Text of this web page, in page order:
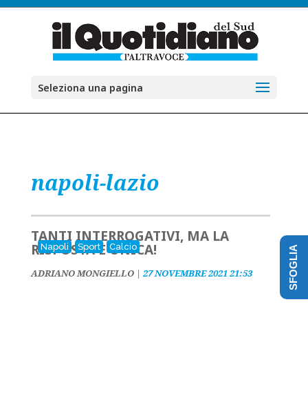
Seleziona una pagina
napoli-lazio
Napoli Sport Calcio
TANTI INTERROGATIVI, MA LA
RISPOSTA È UNICA!
ADRIANO MONGIELLO| 27 NOVEMBRE 2021 21:53 SFOGLIA